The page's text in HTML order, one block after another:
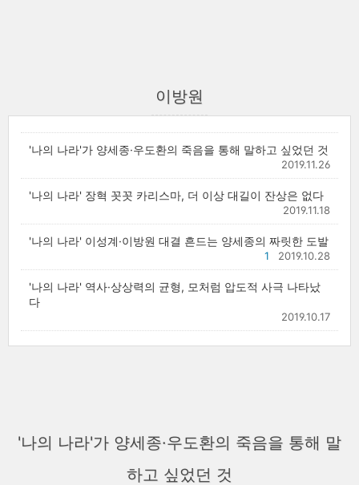
이방원
'나의 나라'가 양세종·우도환의 죽음을 통해 말하고 싶었던 것
2019.11.26
'나의 나라' 장혁 꼿꼿 카리스마, 더 이상 대길이 잔상은 없다
2019.11.18
'나의 나라' 이성계·이방원 대결 흔드는 양세종의 짜릿한 도발
2019.10.28
1
'나의 나라' 역사·상상력의 균형, 모처럼 압도적 사극 나타났
다
2019.10.17
'나의 나라'가 양세종·우도환의 죽음을 통해 말
하고 싶었던 것